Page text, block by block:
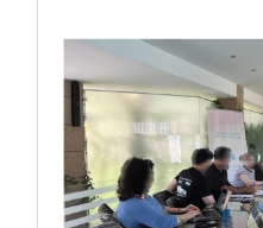
ուղղությամբ